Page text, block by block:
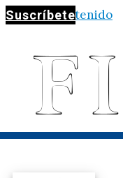
Suscríbete
Saltar al contenido